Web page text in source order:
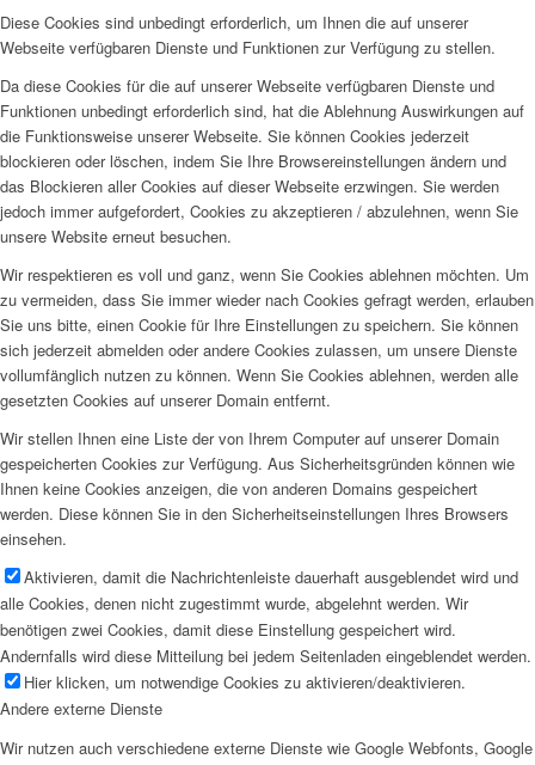
Diese Cookies sind unbedingt erforderlich, um Ihnen die auf unserer
Webseite verfügbaren Dienste und Funktionen zur Verfügung zu stellen.
Da diese Cookies für die auf unserer Webseite verfügbaren Dienste und
Funktionen unbedingt erforderlich sind, hat die Ablehnung Auswirkungen auf
die Funktionsweise unserer Webseite. Sie können Cookies jederzeit
blockieren oder löschen, indem Sie Ihre Browsereinstellungen ändern und
das Blockieren aller Cookies auf dieser Webseite erzwingen. Sie werden
jedoch immer aufgefordert, Cookies zu akzeptieren / abzulehnen, wenn Sie
unsere Website erneut besuchen.
Wir respektieren es voll und ganz, wenn Sie Cookies ablehnen möchten. Um
zu vermeiden, dass Sie immer wieder nach Cookies gefragt werden, erlauben
Sie uns bitte, einen Cookie für Ihre Einstellungen zu speichern. Sie können
sich jederzeit abmelden oder andere Cookies zulassen, um unsere Dienste
vollumfänglich nutzen zu können. Wenn Sie Cookies ablehnen, werden alle
gesetzten Cookies auf unserer Domain entfernt.
Wir stellen Ihnen eine Liste der von Ihrem Computer auf unserer Domain
gespeicherten Cookies zur Verfügung. Aus Sicherheitsgründen können wie
Ihnen keine Cookies anzeigen, die von anderen Domains gespeichert
werden. Diese können Sie in den Sicherheitseinstellungen Ihres Browsers
einsehen.
Aktivieren, damit die Nachrichtenleiste dauerhaft ausgeblendet wird und
alle Cookies, denen nicht zugestimmt wurde, abgelehnt werden. Wir
benötigen zwei Cookies, damit diese Einstellung gespeichert wird.
Andernfalls wird diese Mitteilung bei jedem Seitenladen eingeblendet werden.
Hier klicken, um notwendige Cookies zu aktivieren/deaktivieren.
Andere externe Dienste
Wir nutzen auch verschiedene externe Dienste wie Google Webfonts, Google